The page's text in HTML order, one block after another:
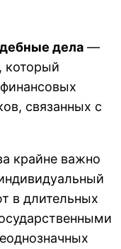
дела —
который
связанных с
крайне важно
в длительных